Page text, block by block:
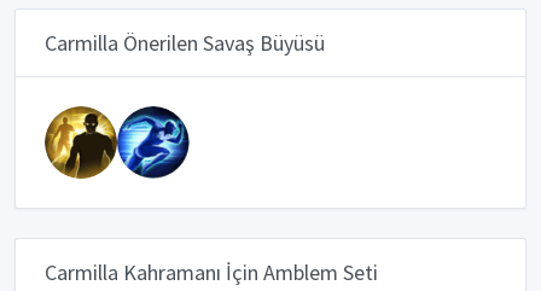
Carmilla Önerilen Savaş Büyüsü
Carmilla Kahramanı İçin Amblem Seti